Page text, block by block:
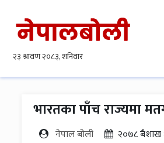
भारतका पाँच राज्यमा
नेपाल बोली २०७८ बैशाख